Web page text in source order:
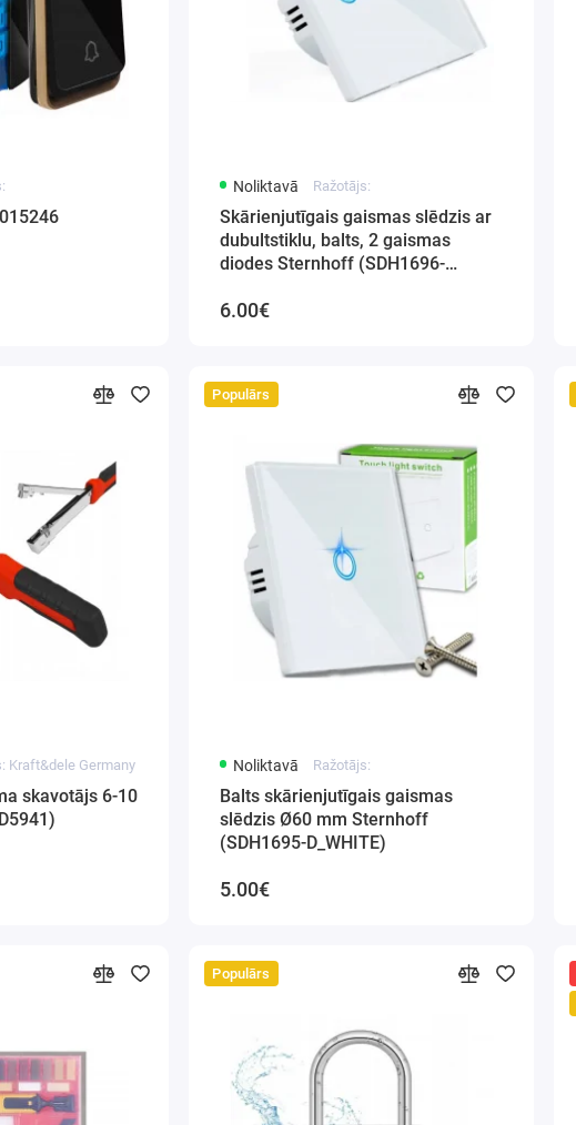
Noliktavā Ražotājs:
Skārienjutīgais gaismas slēdzis ar
dubultstiklu, balts, 2 gaismas
diodes Sternhoff (SDH1696-
6.00€
Kraft&dele Germany
skavotājs 6-10
Populārs
Noliktavā Ražotājs:
Balts skārienjutīgais gaismas
slēdzis Ø60 mm Sternhoff
(SDH1695-D_WHITE)
5.00€
Populārs